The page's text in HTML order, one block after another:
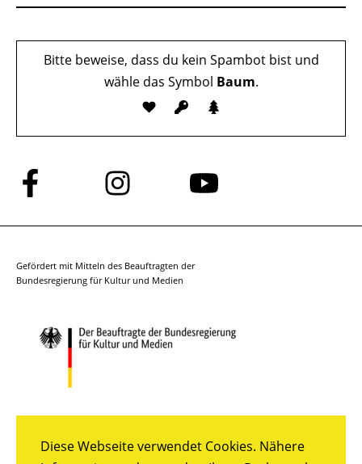
Diese Webseite verwendet Cookies. Nähere
Bitte beweise, dass du kein Spambot bist und
wähle das Symbol Baum.
Folge
uns
auf
Folge
uns
auf
Folge
auf
Gefördert mit Mitteln des Beauftragten der
Bundesregierung für Kultur und Medien